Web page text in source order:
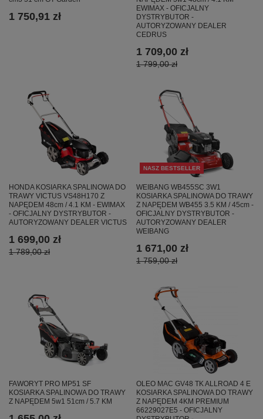
1 750,91 zł
EWIMAX - OFICJALNY
DYSTRYBUTOR -
AUTORYZOWANY DEALER
CEDRUS
1 709,00 zł
1 799,00 zł
HONDA KOSIARKA SPALINOWA DO
TRAWY VICTUS VS48H170 Z
NAPĘDEM 48cm / 4.1 KM - EWIMAX
- OFICJALNY DYSTRYBUTOR -
AUTORYZOWANY DEALER VICTUS
1 699,00 zł
1 789,00 zł
NASZ BESTSELLER
WEIBANG WB455SC 3W1
KOSIARKA SPALINOWA DO TRAWY
Z NAPĘDEM WB455 3.5 KM / 45cm -
OFICJALNY DYSTRYBUTOR -
AUTORYZOWANY DEALER
WEIBANG
1 671,00 zł
1 759,00 zł
FAWORYT PRO MP51 SF
KOSIARKA SPALINOWA DO TRAWY
Z NAPĘDEM 5w1 51cm / 5.7 KM
OLEO MAC GV48 TK ALLROAD 4 E
KOSIARKA SPALINOWA DO TRAWY
Z NAPĘDEM 4KM PREMIUM
66229027E5 - OFICJALNY